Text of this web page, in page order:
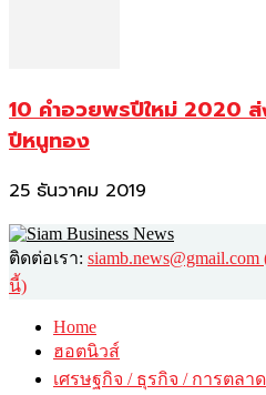
10 คำอวยพรปีใหม่ 2020
ปีหนูทอง
25 ธันวาคม 2019
ติดต่อเรา:
นี้)
Home
ฮอตนิวส์
เศรษฐกิจ / ธุรกิจ / การตลาด